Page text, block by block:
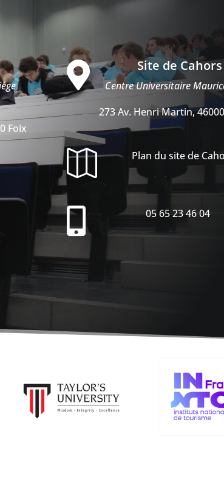
Foix
 Site de Cahors
Centre Universitaire
273 Av. Henri Martin,
 Plan du site de
 05 65 23 46 04